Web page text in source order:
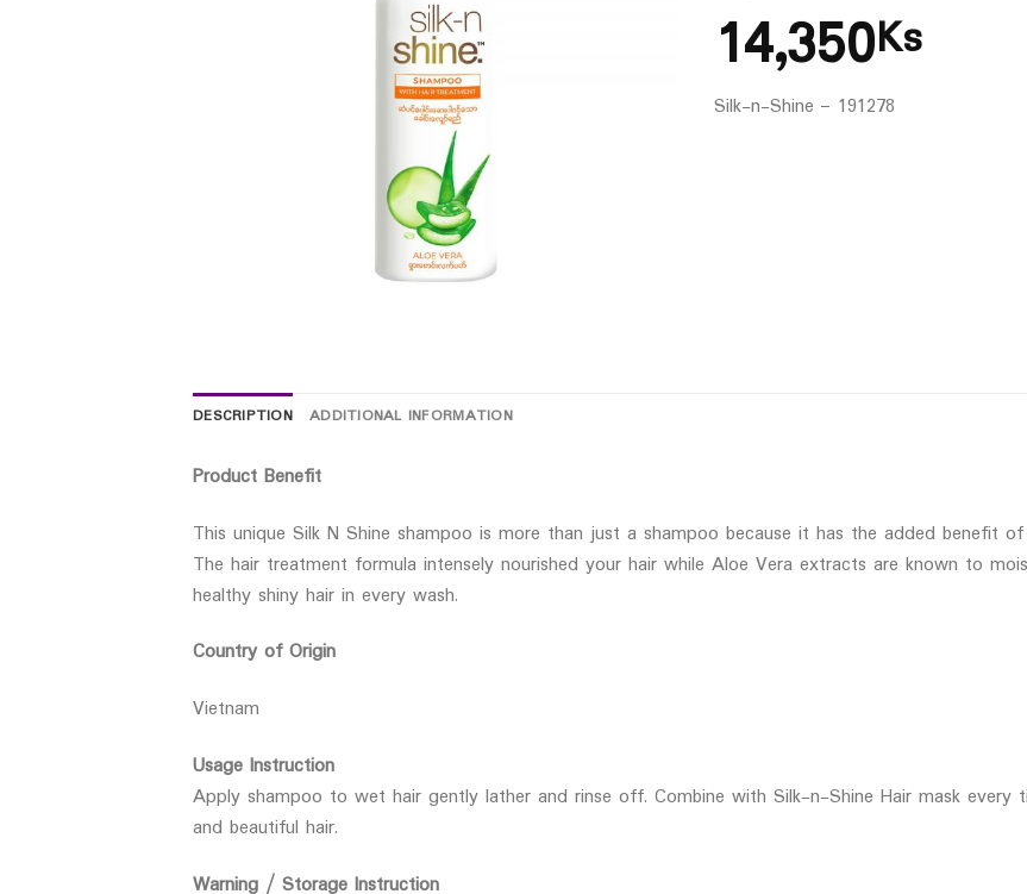
14,350Ks
Silk-n-Shine – 191278
DESCRIPTION ADDITIONAL INFORMATION
Product Benefit
This unique Silk N Shine shampoo is more than just a shampoo because it has the added benefit
The hair treatment formula intensely nourished your hair while Aloe Vera extracts are known to
healthy shiny hair in every wash.
Country of Origin
Vietnam
Usage Instruction
Apply shampoo to wet hair gently lather and rinse off. Combine with Silk-n-Shine Hair mask
and beautiful hair.
Warning / Storage Instruction